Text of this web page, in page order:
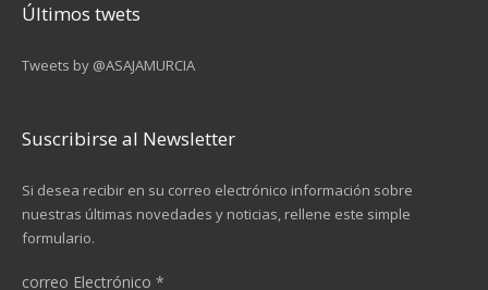
Últimos twets
Tweets by @ASAJAMURCIA
Suscribirse al Newsletter
Si desea recibir en su correo electrónico información sobre
nuestras últimas novedades y noticias, rellene este simple
formulario.
correo Electrónico *